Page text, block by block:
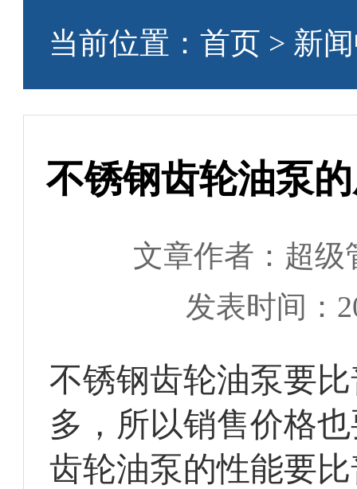
当前位置：首页 > 新
不锈钢齿轮油泵
文章作者：超级
发表时间：
不锈钢齿轮油泵要
多，所以销售价格
齿轮油泵的性能要